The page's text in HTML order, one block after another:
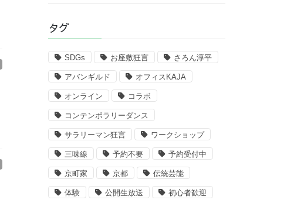
タグ
SDGs お座敷狂言 さろん淳平
アバンギルド オフィスKAJA
オンライン コラボ
コンテンポラリーダンス
サラリーマン狂言 ワークショップ
三味線 予約不要 予約受付中
京町家 京都 伝統芸能
体験 公開生放送 初心者歓迎